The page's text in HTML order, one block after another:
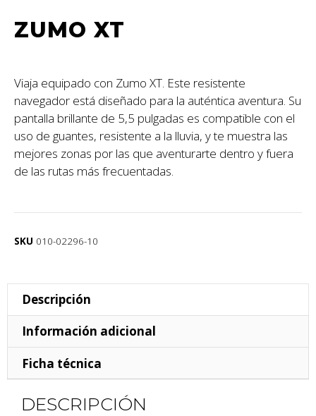
ZUMO XT
Viaja equipado con Zumo XT. Este resistente
navegador está diseñado para la auténtica aventura. Su
pantalla brillante de 5,5 pulgadas es compatible con el
uso de guantes, resistente a la lluvia, y te muestra las
mejores zonas por las que aventurarte dentro y fuera
de las rutas más frecuentadas.
SKU 010-02296-10
Descripción
Información adicional
Ficha técnica
DESCRIPCIÓN